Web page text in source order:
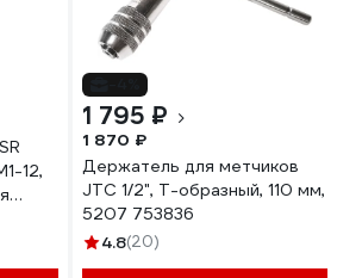
12,
1 795 ₽
1 870 ₽
Держатель для метчиков
JTC 1/2", Т-образный, 110 мм,
5207 753836
4.8(20)